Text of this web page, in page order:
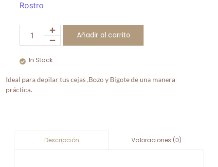
Rostro
Añadir al carrito
In Stock
Ideal para depilar tus cejas ,Bozo y Bigote de una manera
práctica.
Descripción Valoraciones (0)